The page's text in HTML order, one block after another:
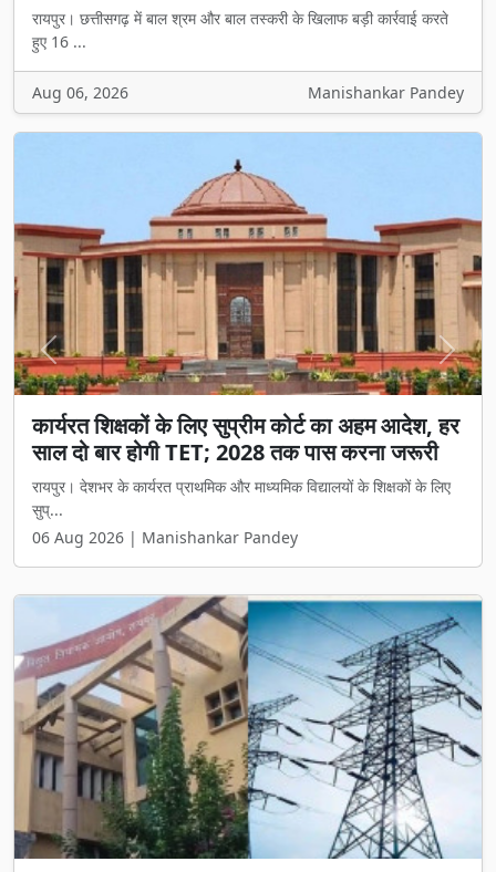
रायपुर। छत्तीसगढ़ में बाल श्रम और बाल तस्करी के खिलाफ बड़ी कार्रवाई करते
हुए 16 ...
Aug 06, 2026 Manishankar Pandey
कार्यरत शिक्षकों के लिए सुप्रीम कोर्ट का अहम आदेश, हर
साल दो बार होगी TET; 2028 तक पास करना जरूरी
रायपुर। देशभर के कार्यरत प्राथमिक और माध्यमिक विद्यालयों के शिक्षकों के लिए
सुप्...
06 Aug 2026 | Manishankar Pandey
Previous Next